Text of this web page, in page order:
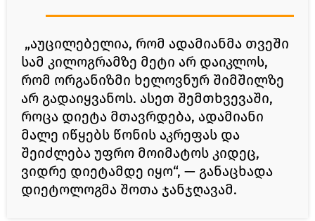
„აუცილებელია, რომ ადამიანმა თვეში
სამ კილოგრამზე მეტი არ დაიკლოს,
რომ ორგანიზმი ხელოვნურ შიმშილზე
არ გადაიყვანოს. ასეთ შემთხვევაში,
როცა დიეტა მთავრდება, ადამიანი
მალე იწყებს წონის აკრეფას და
შეიძლება უფრო მოიმატოს კიდეც,
ვიდრე დიეტამდე იყო“, — განაცხადა
დიეტოლოგმა შოთა ჯანჯღავამ.